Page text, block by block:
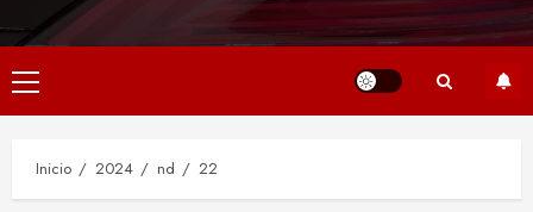
Menú
principal
Inicio 2024 nd 22